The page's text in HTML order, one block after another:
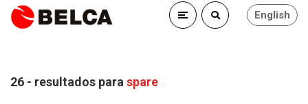
English
26 - resultados para spare